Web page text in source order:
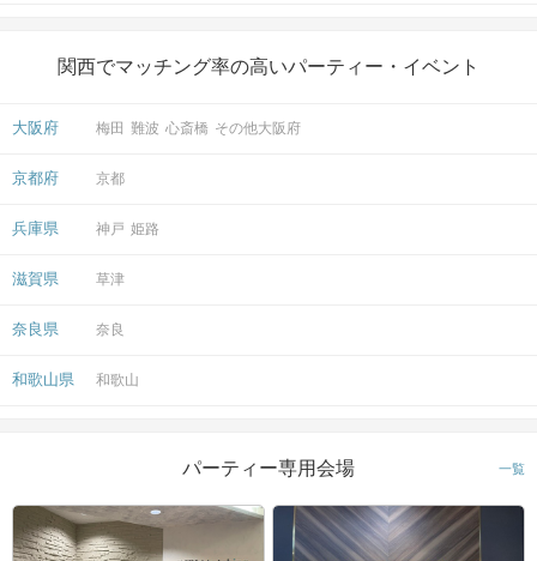
注意事項
飲み物
服装
キャンセル
りキャンセルされた場合、参加費と同
額のキャンセル料が発生します。
関西でマッチング率の高いパーティー・イベント
大阪府 梅田 難波 心斎橋 その他大阪府
京都府 京都
兵庫県 神戸 姫路
滋賀県 草津
奈良県 奈良
和歌山県 和歌山
パーティー専用会場 一覧